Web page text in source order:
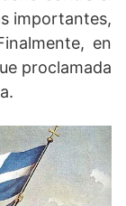
importantes,
en
proclamada